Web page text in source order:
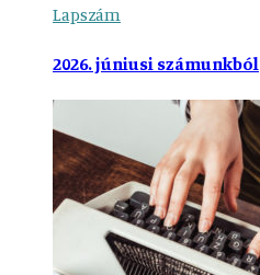
Lapszám
2026. júniusi számunkból